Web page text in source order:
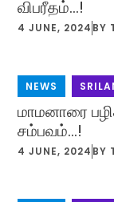
விபரீதம்…!
4 JUNE, 2024 BY
NEWS
மாமனாரை
சம்பவம்…!
4 JUNE, 2024 BY